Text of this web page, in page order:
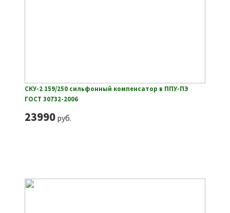
СКУ-2 159/250 сильфонный компенсатор в ППУ-ПЭ
ГОСТ 30732-2006
23990руб.